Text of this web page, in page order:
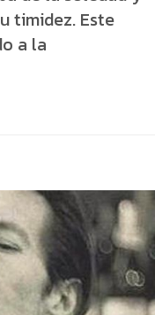
timidez. Este
a la